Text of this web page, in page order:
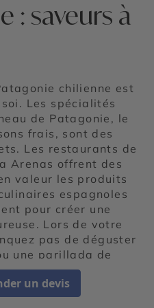
un devis
: saveurs à
chilienne est
Les spécialités
de Patagonie, le
frais, sont des
Les restaurants de
Arenas offrent des
valeur les produits
espagnoles
pour créer une
Lors de votre
pas de déguster
une parillada de
d’un vin chilien